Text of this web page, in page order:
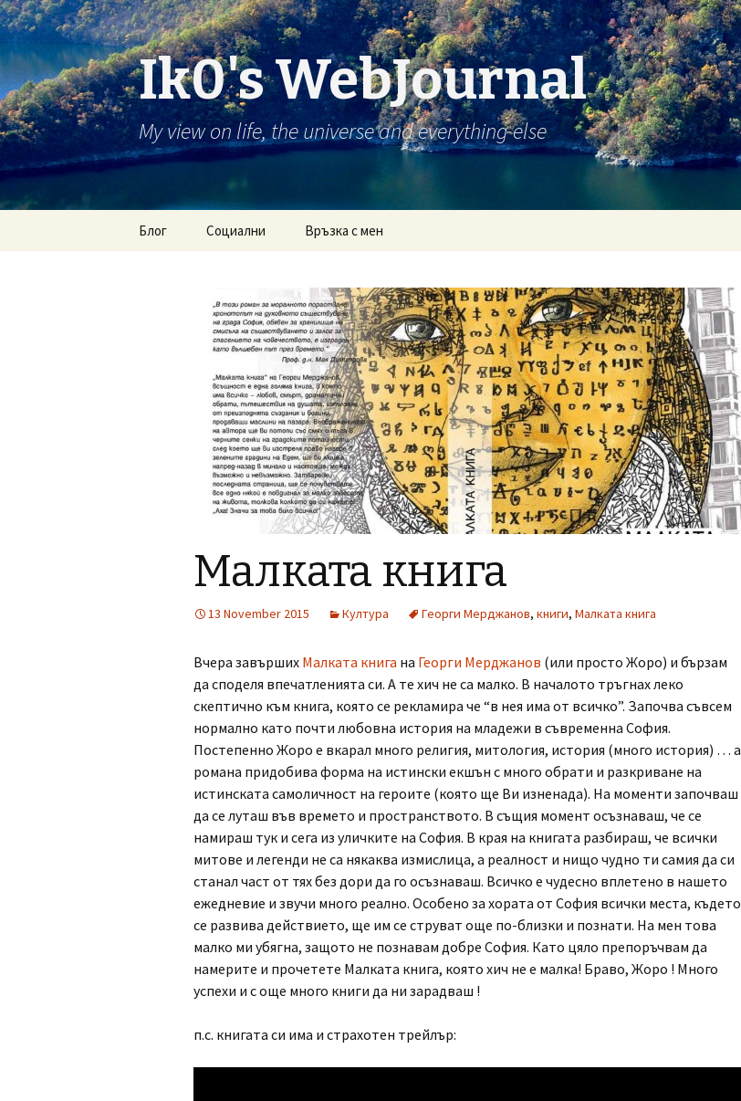
Ik0's WebJournal
My view on life, the universe and everything else
Блог
RSS коментари
Социални
Foursquare
Last.fm
Google+
Връзка с мен
Малката книга
13 November 2015 Култура Георги Мерджанов, книги, Малката книга
Вчера завърших Малката книга на Георги Мерджанов (или просто Жоро) и бързам
да споделя впечатленията си. А те хич не са малко. В началото тръгнах леко
скептично към книга, която се рекламира че “в нея има от всичко”. Започва съвсем
нормално като почти любовна история на младежи в съвременна София.
Постепенно Жоро е вкарал много религия, митология, история (много история) … а
романа придобива форма на истински екшън с много обрати и разкриване на
истинската самоличност на героите (която ще Ви изненада). На моменти започваш
да се луташ във времето и пространството. В същия момент осъзнаваш, че се
намираш тук и сега из уличките на София. В края на книгата разбираш, че всички
митове и легенди не са някаква измислица, а реалност и нищо чудно ти самия да си
станал част от тях без дори да го осъзнаваш. Всичко е чудесно вплетено в нашето
ежедневие и звучи много реално. Особено за хората от София всички места, където
се развива действието, ще им се струват още по-близки и познати. На мен това
малко ми убягна, защото не познавам добре София. Като цяло препоръчвам да
намерите и прочетете Малката книга, която хич не е малка! Браво, Жоро ! Много
успехи и с още много книги да ни зарадваш !
п.с. книгата си има и страхотен трейлър: